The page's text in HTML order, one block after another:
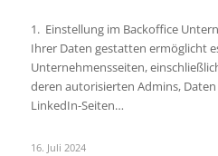
1. Einstellung im Backoffice
Ihrer Daten gestatten ermöglicht
Unternehmensseiten,
deren autorisierten Admins,
LinkedIn-Seiten…
16. Juli 2024